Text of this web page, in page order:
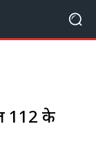
112 के